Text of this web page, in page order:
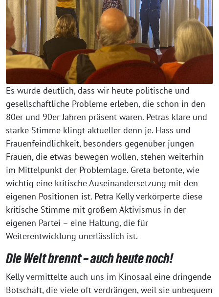
Es wurde deutlich, dass wir heute politische und
gesellschaftliche Probleme erleben, die schon in den
80er und 90er Jahren präsent waren. Petras klare und
starke Stimme klingt aktueller denn je. Hass und
Frauenfeindlichkeit, besonders gegenüber jungen
Frauen, die etwas bewegen wollen, stehen weiterhin
im Mittelpunkt der Problemlage. Greta betonte, wie
wichtig eine kritische Auseinandersetzung mit den
eigenen Positionen ist. Petra Kelly verkörperte diese
kritische Stimme mit großem Aktivismus in der
eigenen Partei – eine Haltung, die für
Weiterentwicklung unerlässlich ist.
Die Welt brennt – auch heute noch!
Kelly vermittelte auch uns im Kinosaal eine dringende
Botschaft, die viele oft verdrängen, weil sie unbequem